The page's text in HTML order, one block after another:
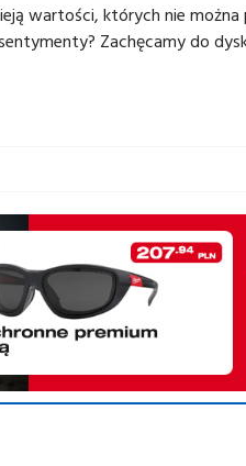
wartości, których nie
Zachęcamy do